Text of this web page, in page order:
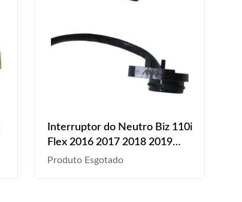
Interruptor do Neutro Biz 110i
Flex 2016 2017 2018 2019
2020 2021 2022 2023
Produto Esgotado